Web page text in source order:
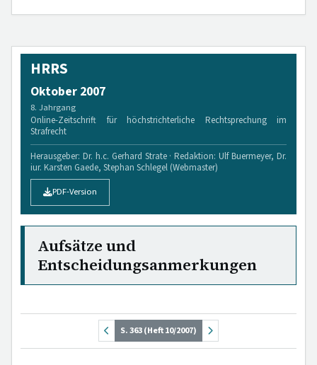
HRRS
Oktober 2007
8. Jahrgang
Online-Zeitschrift für höchstrichterliche Rechtsprechung im
Strafrecht
Herausgeber: Dr. h.c. Gerhard Strate · Redaktion: Ulf Buermeyer, Dr.
iur. Karsten Gaede, Stephan Schlegel (Webmaster)
PDF-Version
Aufsätze und
Entscheidungsanmerkungen
S. 363 (Heft 10/2007)